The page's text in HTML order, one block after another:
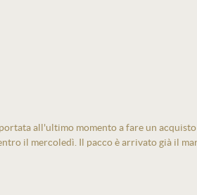
all'ultimo momento a fare un
il mercoledì. Il pacco è arrivato già il